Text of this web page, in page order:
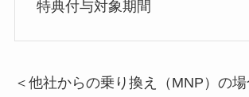
特典付与対象期間
＜他社からの乗り換え（MNP）の場